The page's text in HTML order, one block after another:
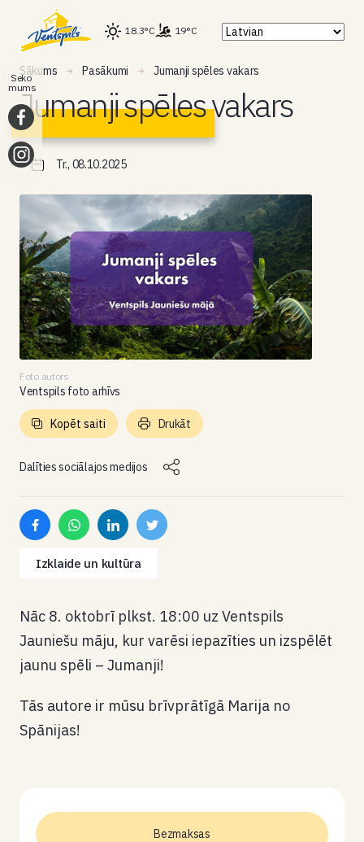
18.3°C 19°C
Sākums Pasākumi Jumanji spēles vakars
Jumanji spēles vakars
Tr., 08.10.2025
Foto autors
Ventspils foto arhīvs
Dalīties sociālajos medijos
Kopēt saiti Drukāt
Izklaide un kultūra
Nāc 8. oktobrī plkst. 18:00 uz Ventspils
Jauniešu māju, kur varēsi iepazīties un izspēlēt
jaunu spēli – Jumanji!
Tās autore ir mūsu brīvprātīgā Marija no
Spānijas!
Bezmaksas
Seko
mums